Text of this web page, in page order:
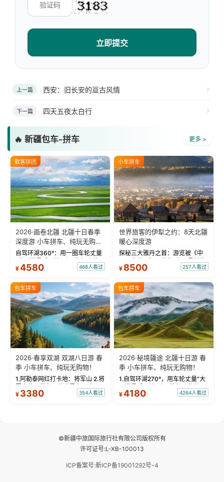
立即提交
上一篇 西安：旧长安的亘古风情
下一篇 四天五夜太白行
🔥 新疆包车-拼车 更多 >
散客拼团
2026·画卷北疆 北疆十日春季
深度游 小车拼车、纯玩无购
物！
自驾环湖360°：用一圈车轮丈量
“大西洋最后一滴眼泪”的极致蔚
蓝。 赛湖旅拍：甄选多款风格服
绝美瞬间。 赛湖坦克300跟车视
频：专业摄影师...
¥4580 468人看过
小车拼车
世界旅客的伊犁之约：8天北疆
暖心深度游
探秘三大雅丹之首：游览被《中
国国家地理》评选为“中国最美的
三大雅丹”第一名的克拉玛依魔鬼
瓦人最大村落——禾木村，欣赏
晨雾与小木...
¥ 8500 257人看过
包车拼车
2026·春享双湖 双湖八日游 春
季 小车拼车、纯玩无购物！
1.阿勒泰网红打卡地：将军山 2.将
军山落日缆车，体验雪都风光 3.
将军山，夕阳派对，蹦迪party 4.
¥ 3380 354人看过
包车拼车
2026·秘境疆途 北疆十日游 春
季 小车拼车、纯玩无购物！
1.自驾环湖270°，用车轮丈量“大
西洋最后一滴眼泪”的极致蔚蓝，
让雪山、花海与深邃湖水在转弯
¥4180 4264人看过
©新疆中旅国际旅行社有限公司版权所有
许可证号:L-XB-100013
ICP备案号:新ICP备19001292号-4